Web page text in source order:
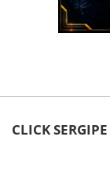
CLICK SERGIPE